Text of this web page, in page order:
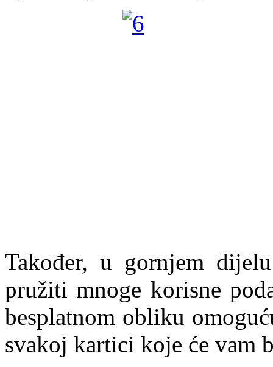
Također, u gornjem
pružiti mnoge korisne
besplatnom obliku
svakoj kartici koje će vam